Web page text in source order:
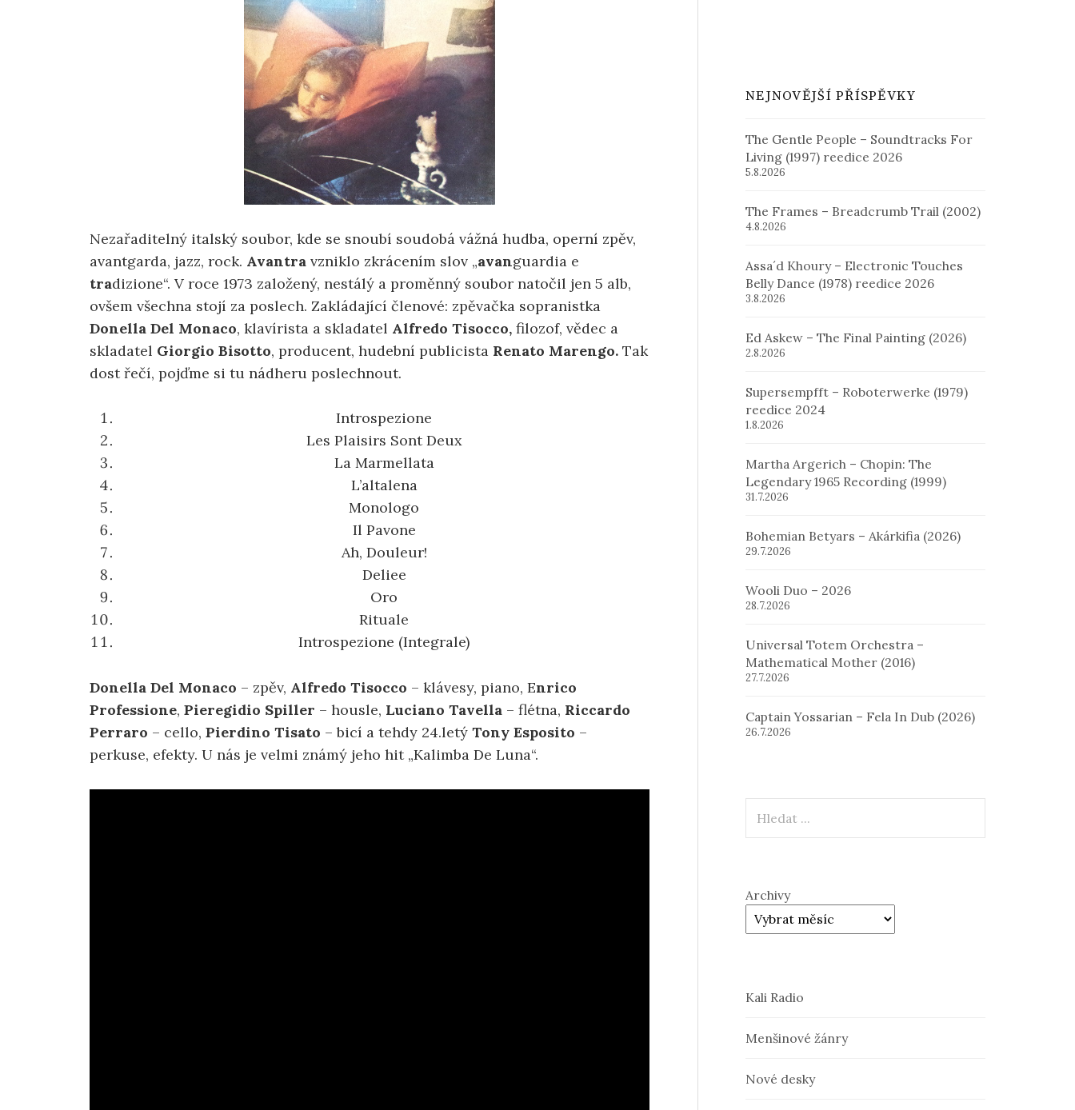
Nezařaditelný italský soubor, kde se snoubí soudobá vážná hudba, operní zpěv,
avantgarda, jazz, rock. Avantra vzniklo zkrácením slov „avanguardia e
tradizione“. V roce 1973 založený, nestálý a proměnný soubor natočil jen 5 alb,
ovšem všechna stojí za poslech. Zakládající členové: zpěvačka sopranistka
Donella Del Monaco, klavírista a skladatel Alfredo Tisocco, filozof, vědec a
skladatel Giorgio Bisotto, producent, hudební publicista Renato Marengo. Tak
dost řečí, pojďme si tu nádheru poslechnout.
Introspezione
Les Plaisirs Sont Deux
La Marmellata
L’altalena
Monologo
Il Pavone
Ah, Douleur!
Deliee
Oro
Rituale
Introspezione (Integrale)
Donella Del Monaco – zpěv, Alfredo Tisocco – klávesy, piano, Enrico
Professione, Pieregidio Spiller – housle, Luciano Tavella – flétna, Riccardo
Perraro – cello, Pierdino Tisato – bicí a tehdy 24.letý Tony Esposito –
perkuse, efekty. U nás je velmi známý jeho hit „Kalimba De Luna“.
NEJNOVĚJŠÍ PŘÍSPĚVKY
The Gentle People – Soundtracks For
Living (1997) reedice 2026
5.8.2026
The Frames – Breadcrumb Trail (2002)
4.8.2026
Assa´d Khoury – Electronic Touches
Belly Dance (1978) reedice 2026
3.8.2026
Ed Askew – The Final Painting (2026)
2.8.2026
Supersempfft – Roboterwerke (1979)
reedice 2024
1.8.2026
Martha Argerich – Chopin: The
Legendary 1965 Recording (1999)
31.7.2026
Bohemian Betyars – Akárkifia (2026)
29.7.2026
Wooli Duo – 2026
28.7.2026
Universal Totem Orchestra –
Mathematical Mother (2016)
27.7.2026
Captain Yossarian – Fela In Dub (2026)
26.7.2026
Archivy
Kali Radio
Menšinové žánry
Nové desky